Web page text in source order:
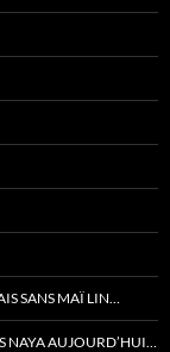
SANS MAÏ LIN…
NAYA AUJOURD’HUI…